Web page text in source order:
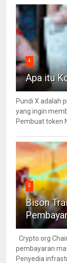
4
Apa itu
Pundi X adalah
yang ingin
Pembuat token
5
Bison
Crypto.org
pembayaran
Penyedia